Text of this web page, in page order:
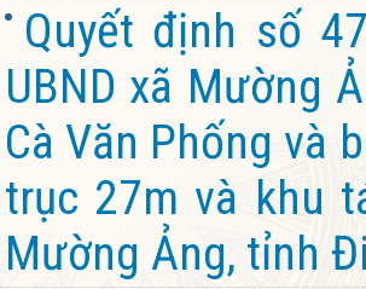
Quyết định số
UBND xã Mường
Cà Văn Phống và
trục 27m và khu
Mường Ảng, tỉnh